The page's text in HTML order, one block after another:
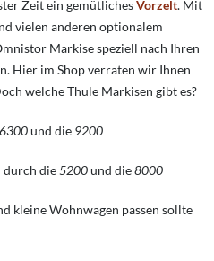
Zeit ein gemütlichesVorzelt. Mit
vielen anderen optionalem
Markise speziell nach Ihren
Hier im Shop verraten wir Ihnen
welche Thule Markisen gibt es?
6300und die 9200
durch die5200und die8000
kleine Wohnwagen passen sollte